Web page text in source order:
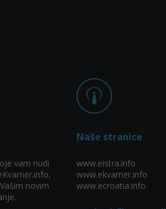
vam nudi
novim
Naše stranice
www.eistra.info
www.ekvarner.info
www.ecroatia.info